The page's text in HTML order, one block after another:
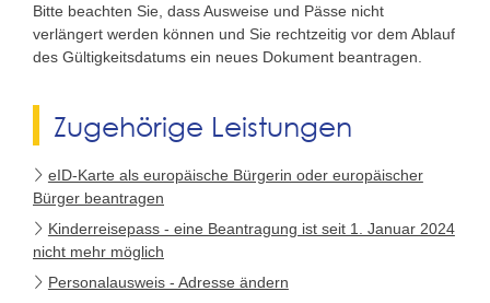
Bitte beachten Sie, dass Ausweise und Pässe nicht
verlängert werden können und Sie rechtzeitig vor dem Ablauf
des Gültigkeitsdatums ein neues Dokument beantragen.
Zugehörige Leistungen
eID-Karte als europäische Bürgerin oder europäischer
Bürger beantragen
Kinderreisepass - eine Beantragung ist seit 1. Januar 2024
nicht mehr möglich
Personalausweis - Adresse ändern